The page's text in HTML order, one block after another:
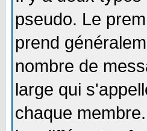
pseudo. Le
prend
nombre de
large qui
chaque